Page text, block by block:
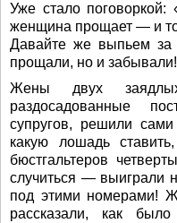
Уже стало
женщина прощает — и
Давайте же выпьем
прощали, но и забывали!
Жены двух заядлых
раздосадованные
супругов, решили
какую лошадь
бюстгальтеров
случиться — выиграли
под этими номерами!
рассказали, как